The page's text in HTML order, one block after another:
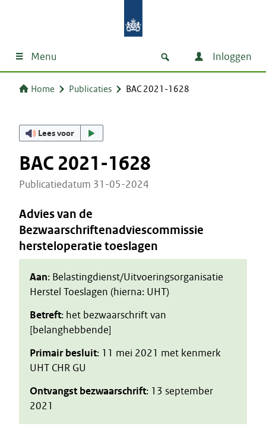
Menu Inloggen
Home Publicaties BAC 2021-1628
Lees voor
BAC 2021-1628
Publicatiedatum 31-05-2024
Advies van de
Bezwaarschriftenadviescommissie
hersteloperatie toeslagen
Aan: Belastingdienst/Uitvoeringsorganisatie
Herstel Toeslagen (hierna: UHT)
Betreft: het bezwaarschrift van
[belanghebbende]
Primair besluit: 11 mei 2021 met kenmerk
UHT CHR GU
Ontvangst bezwaarschrift: 13 september
2021